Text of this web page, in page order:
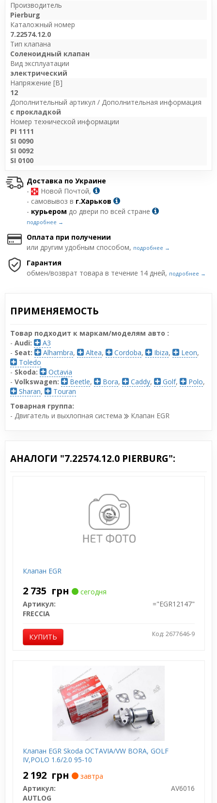
Производитель
Pierburg
Каталожный номер
7.22574.12.0
Тип клапана
Соленоидный клапан
Вид эксплуатации
электрический
Напряжение [В]
12
Дополнительный артикул / Дополнительная информация
с прокладкой
Номер технической информации
PI 1111
SI 0090
SI 0092
SI 0100
Доставка по Украине
-
Новой Почтой,
- самовывоз в г.Харьков
- курьером до двери по всей стране
подробнее →
Оплата при получении
или другим удобным способом, подробнее →
Гарантия
обмен/возврат товара в течение 14 дней, подробнее →
ПРИМЕНЯЕМОСТЬ
Товар подходит к маркам/моделям авто :
- Audi:
A3
- Seat: Alhambra, Altea, Cordoba, Ibiza, Leon,
Toledo
- Skoda:
Octavia
- Volkswagen: Beetle, Bora, Caddy, Golf, Polo,
Sharan,
Touran
Товарная группа:
- Двигатель и выхлопная система
Клапан EGR
АНАЛОГИ "7.22574.12.0 PIERBURG":
Клапан EGR
2 735 грн
сегодня
Артикул:
="EGR12147"
FRECCIA
КУПИТЬ Код: 2677646-9
Клапан EGR Skoda OCTAVIA/VW BORA, GOLF
IV,POLO 1.6/2.0 95-10
2 192 грн
завтра
Артикул:
AV6016
AUTLOG